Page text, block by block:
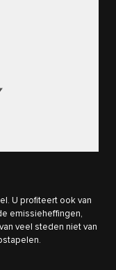
U profiteert ook van
emissieheffingen,
veel steden niet van